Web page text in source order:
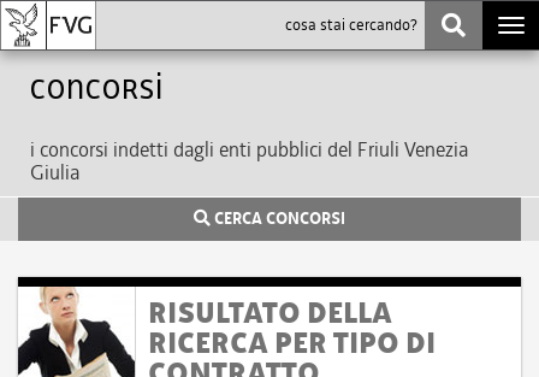
Concorsi
i concorsi indetti dagli enti pubblici del Friuli Venezia
Giulia
CERCA CONCORSI
RISULTATO DELLA
RICERCA PER TIPO DI